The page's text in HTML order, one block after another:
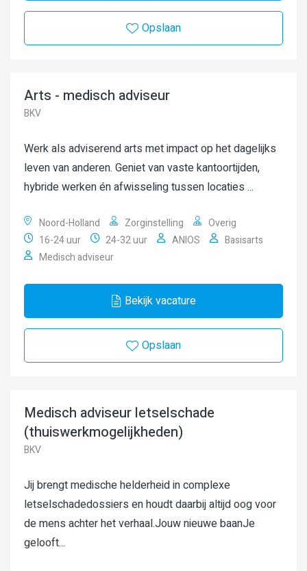
Opslaan
Arts - medisch adviseur
BKV
Werk als adviserend arts met impact op het dagelijks
leven van anderen. Geniet van vaste kantoortijden,
hybride werken én afwisseling tussen locaties ...
Noord-Holland Zorginstelling
Overig
16-24 uur
24-32 uur ANIOS
Basisarts
Medisch adviseur
Bekijk vacature
Opslaan
Medisch adviseur letselschade
(thuiswerkmogelijkheden)
BKV
Jij brengt medische helderheid in complexe
letselschadedossiers en houdt daarbij altijd oog voor
de mens achter het verhaal.Jouw nieuwe baanJe
gelooft...